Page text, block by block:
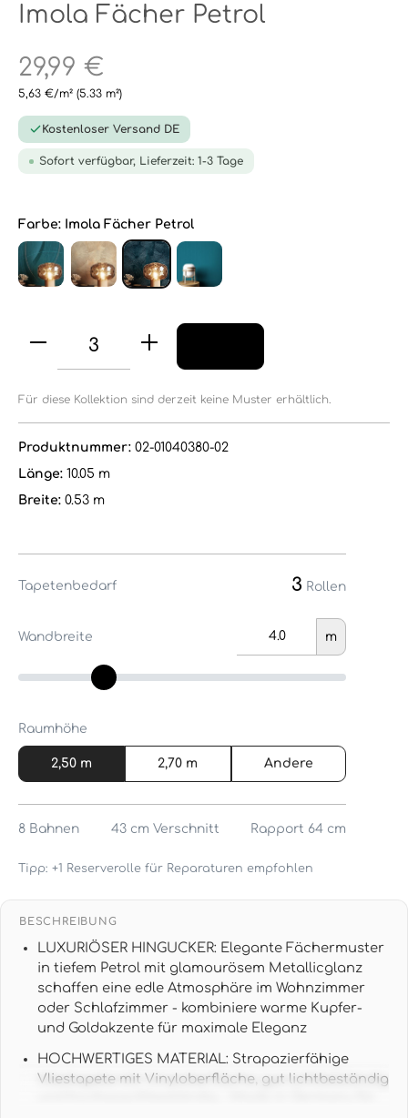
Imola Fächer Petrol
29,99 €
5,63 €/m² (5.33 m²)
Kostenloser Versand DE
Sofort verfügbar, Lieferzeit: 1-3 Tage
Farbe: Imola Fächer Petrol
Für diese Kollektion sind derzeit keine Muster erhältlich.
Produktnummer: 02-01040380-02
Länge: 10.05 m
Breite: 0.53 m
Tapetenbedarf 3 Rollen
Wandbreite m
Raumhöhe
2,50 m 2,70 m Andere
8 Bahnen 43 cm Verschnitt Rapport 64 cm
Tipp: +1 Reserverolle für Reparaturen empfohlen
BESCHREIBUNG
LUXURIÖSER HINGUCKER: Elegante Fächermuster
in tiefem Petrol mit glamourösem Metallicglanz
schaffen eine edle Atmosphäre im Wohnzimmer
oder Schlafzimmer - kombiniere warme Kupfer-
und Goldakzente für maximale Eleganz
HOCHWERTIGES MATERIAL: Strapazierfähige
Vliestapete mit Vinyloberfläche, gut lichtbeständig